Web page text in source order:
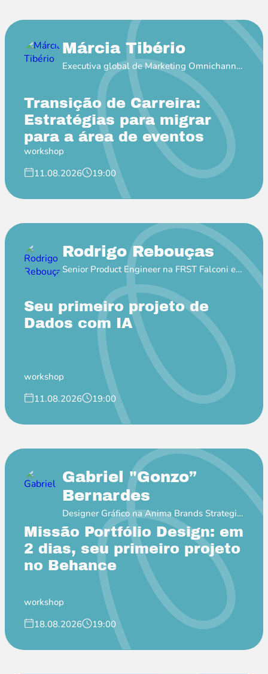
Márcia Tibério
Executiva global de Marketing Omnichannel
Transição de Carreira:
Estratégias para migrar
para a área de eventos
workshop
11.08.2026
19:00
Rodrigo Rebouças
Senior Product Engineer na FRST Falconi e
Seu primeiro projeto de
Dados com IA
workshop
11.08.2026
19:00
Gabriel "Gonzo”
Bernardes
Designer Gráfico na Anima Brands Strategic
Soulful Design
Missão Portfólio Design: em
2 dias, seu primeiro projeto
no Behance
workshop
18.08.2026
19:00